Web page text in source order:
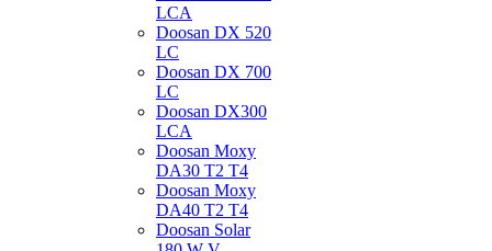
LCA
Doosan DX 520
LC
Doosan DX 700
LC
Doosan DX300
LCA
Doosan Moxy
DA30 T2 T4
Doosan Moxy
DA40 T2 T4
Doosan Solar